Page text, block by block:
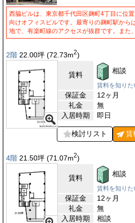
西脇ビルは、東京都千代田区麹町4丁目に位
向けオフィスビルです。最寄りの麹町駅から
地で、有楽町線のアクセスが抜群です。また
2階 22.00坪 (72.73m2)
賃料 相談
賃料を知りた
保証金
12ヶ月
礼金
無
入居時期
即日
検討リスト 賃
4階 21.50坪 (71.07m2)
賃料 相談
賃料を知りた
保証金
12ヶ月
礼金
無
入居時期
相談